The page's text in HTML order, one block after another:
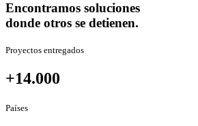
Encontramos soluciones
donde otros se detienen.
Proyectos entregados
+14.000
Países